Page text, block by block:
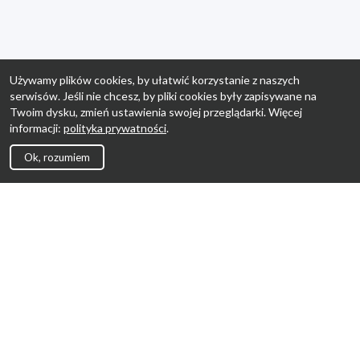
Używamy plików cookies, by ułatwić korzystanie z naszych
serwisów. Jeśli nie chcesz, by pliki cookies były zapisywane na
Twoim dysku, zmień ustawienia swojej przeglądarki. Więcej
informacji: polityka prywatności.
Ok, rozumiem